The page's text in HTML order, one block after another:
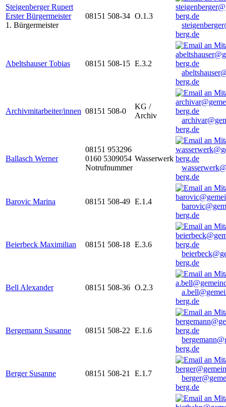
Steigenberger Rupert
Erster Bürgermeister
1. Bürgermeister
08151 508-34 O.1.3
berg.de
Abeltshauser Tobias 08151 508-15 E.3.2
berg.de
Archivmitarbeiter/innen 08151 508-0
KG /
Archiv
berg.de
Ballasch Werner
08151 953296
0160 5309054
Notrufnummer
Wasserwerk
berg.de
Barovic Marina 08151 508-49 E.1.4
berg.de
Beierbeck Maximilian 08151 508-18 E.3.6
berg.de
Bell Alexander 08151 508-36 O.2.3
berg.de
Bergemann Susanne 08151 508-22 E.1.6
berg.de
Berger Susanne 08151 508-21 E.1.7
berg.de